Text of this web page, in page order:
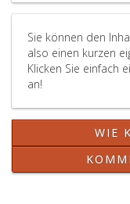
Sie können den
also einen kurzen
Klicken Sie einfach
an!
WIE